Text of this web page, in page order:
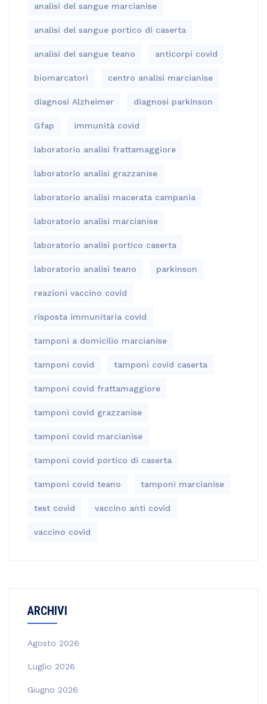
analisi del sangue marcianise
analisi del sangue portico di caserta
analisi del sangue teano anticorpi covid
biomarcatori centro analisi marcianise
diagnosi Alzheimer diagnosi parkinson
Gfap immunità covid
laboratorio analisi frattamaggiore
laboratorio analisi grazzanise
laboratorio analisi macerata campania
laboratorio analisi marcianise
laboratorio analisi portico caserta
laboratorio analisi teano parkinson
reazioni vaccino covid
risposta immunitaria covid
tamponi a domicilio marcianise
tamponi covid tamponi covid caserta
tamponi covid frattamaggiore
tamponi covid grazzanise
tamponi covid marcianise
tamponi covid portico di caserta
tamponi covid teano tamponi marcianise
test covid vaccino anti covid
vaccino covid
ARCHIVI
Agosto 2026
Luglio 2026
Giugno 2026